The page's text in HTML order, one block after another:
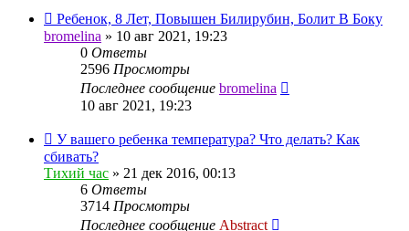
Ребенок, 8 Лет, Повышен Билирубин, Болит В Боку
bromelina » 10 авг 2021, 19:23
0 Ответы
2596 Просмотры
Последнее сообщение bromelina
10 авг 2021, 19:23
У вашего ребенка температура? Что делать? Как
сбивать?
Тихий час » 21 дек 2016, 00:13
6 Ответы
3714 Просмотры
Последнее сообщение Abstract